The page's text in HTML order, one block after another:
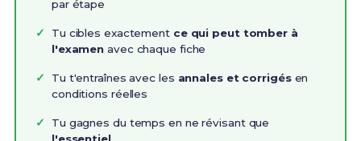
par étape
Tu cibles exactement ce qui peut tomber à
l'examen avec chaque fiche
Tu t'entraînes avec les annales et corrigésen
conditions réelles
Tu gagnes du temps en ne révisant que